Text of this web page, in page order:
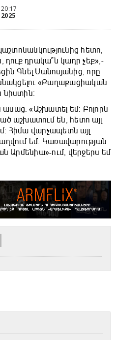
20:17
2025
հետո,
դուք դրակա՞ն կադր չեք»,-
Գնել Սանոսյանից, որը
«Քաղաքացիական
«Աշխատել եմ։ Բոլորն
աշխատում են, հետո այլ
Հիմա վարչապետն այլ
եմ։ Կառավարության
Արմենիա»-ում, վերջերս եմ